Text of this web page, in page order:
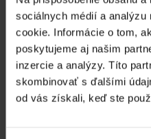
sociálnych médií a
cookie. Informácie o tom,
poskytujeme aj našim
inzercie a analýzy. Títo
skombinovať s ďalšími
od vás získali, keď ste
CD
Linkin
Blue